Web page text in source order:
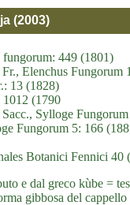
(2003)
fungorum: 449 (1801)
Elenchus Fungorum
13 (1828)
1012 (1790
Sylloge
Fungorum 5: 166
Botanici Fennici 40
e dal greco kùbe =
gibbosa del